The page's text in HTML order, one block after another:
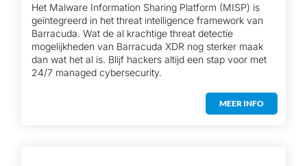
Het Malware Information Sharing Platform (MISP) is
geïntegreerd in het threat intelligence framework van
Barracuda. Wat de al krachtige threat detectie
mogelijkheden van Barracuda XDR nog sterker maak
dan wat het al is. Blijf hackers altijd een stap voor met
24/7 managed cybersecurity.
MEER INFO